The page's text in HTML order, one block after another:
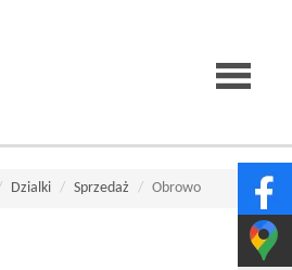
Strona
główna
Dzialki Sprzedaż Obrowo